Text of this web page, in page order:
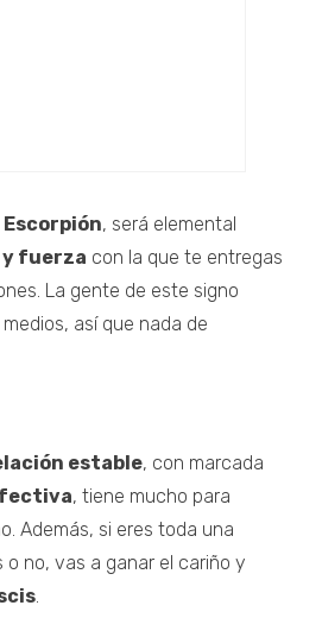
Escorpión, será elemental
y fuerza con la que te entregas
La gente de este signo
así que nada de
estable, con marcada
, tiene mucho para
Además, si eres toda una
o no, vas a ganar el cariño y